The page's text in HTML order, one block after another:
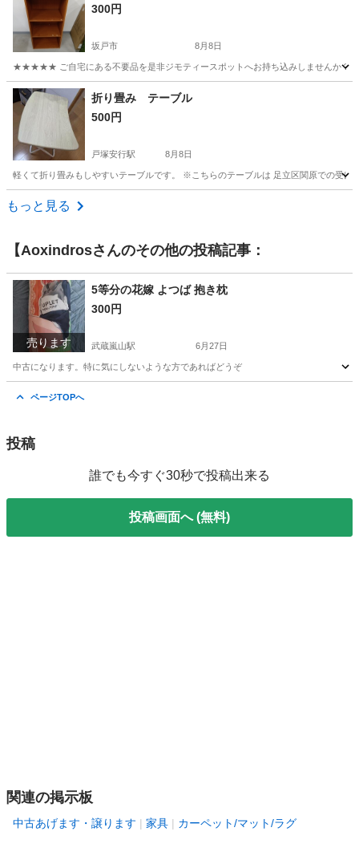
300円
坂戸市 8月8日
★★★★★ ご自宅にある不要品を是非ジモティースポットへお持ち込みしませんか？
埼玉 坂戸市 収納家具 スポット
折り畳み テーブル
500円
戸塚安行駅 8月8日
軽くて折り畳みもしやすいテーブルです。 ※こちらのテーブルは 足立区関原での受け
埼玉 川口市
もっと見る
【Aoxindrosさんのその他の投稿記事：
売ります
5等分の花嫁 よつば 抱き枕
300円
武蔵嵐山駅 6月27日
中古になります。特に気にしないような方であればどうぞ
ページTOPへ
投稿
誰でも今すぐ30秒で投稿出来る
投稿画面へ (無料)
関連の掲示板
中古あげます・譲ります 家具 カーペット/マット/ラグ